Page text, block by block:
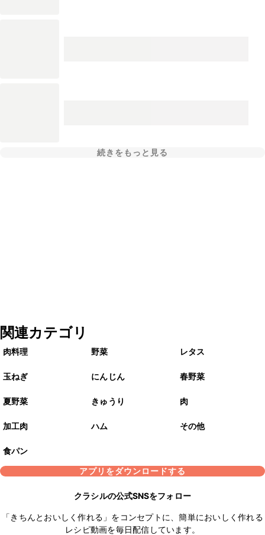
続きをもっと見る
関連カテゴリ
肉料理 野菜 レタス
玉ねぎ にんじん 春野菜
夏野菜 きゅうり 肉
加工肉 ハム その他
食パン
アプリをダウンロードする
クラシルの公式SNSをフォロー
「きちんとおいしく作れる」をコンセプトに、簡単においしく作れる
レシピ動画を毎日配信しています。